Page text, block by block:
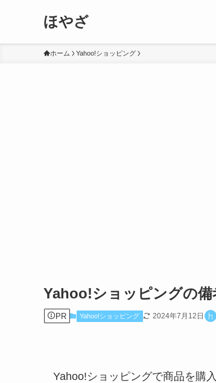
ほやざ
ホーム Yahoo!ショッピング
Yahoo!ショッピングの
PR Yahoo!ショッピング 2024年7月12日
Yahoo!ショッピングで商品を購